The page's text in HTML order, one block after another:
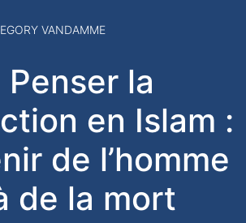
VANDAMME
la
en Islam :
de l’homme
de la mort